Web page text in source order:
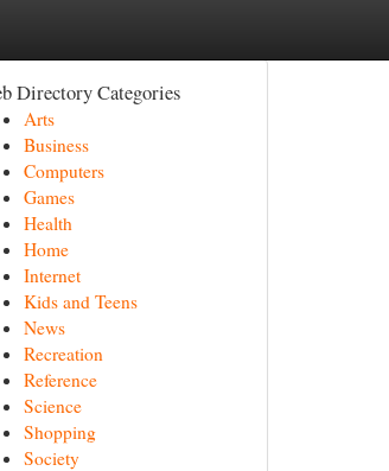
Directory Categories
Arts
Business
Computers
Games
Health
Home
Internet
Kids and Teens
News
Recreation
Reference
Science
Shopping
Society